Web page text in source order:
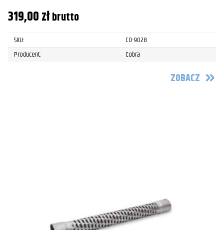
319,00złbrutto
SKU:
CO-9028
Producent:
Cobra
ZOBACZ